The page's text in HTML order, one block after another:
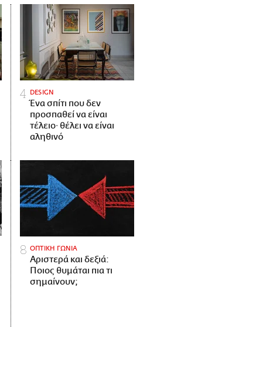
DESIGN
Ένα σπίτι που δεν
προσπαθεί να είναι
τέλειο· θέλει να είναι
αληθινό
ΟΠΤΙΚΗ ΓΩΝΙΑ
Αριστερά και δεξιά:
Ποιος θυμάται πια τι
σημαίνουν;